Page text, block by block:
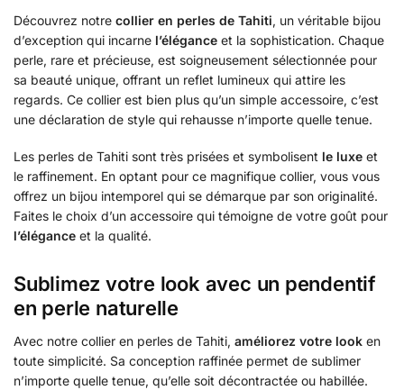
Découvrez notre collier en perles de Tahiti, un véritable bijou
d’exception qui incarne l’élégance et la sophistication. Chaque
perle, rare et précieuse, est soigneusement sélectionnée pour
sa beauté unique, offrant un reflet lumineux qui attire les
regards. Ce collier est bien plus qu’un simple accessoire, c’est
une déclaration de style qui rehausse n’importe quelle tenue.
Les perles de Tahiti sont très prisées et symbolisent le luxe et
le raffinement. En optant pour ce magnifique collier, vous vous
offrez un bijou intemporel qui se démarque par son originalité.
Faites le choix d’un accessoire qui témoigne de votre goût pour
l’élégance et la qualité.
Sublimez votre look avec un pendentif
en perle naturelle
Avec notre collier en perles de Tahiti, améliorez votre look en
toute simplicité. Sa conception raffinée permet de sublimer
n’importe quelle tenue, qu’elle soit décontractée ou habillée.